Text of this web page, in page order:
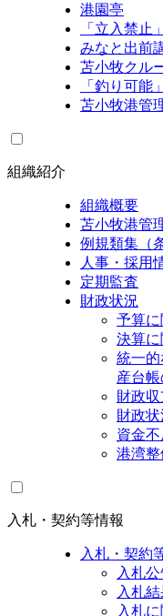
港園亭
「立入禁止
みなと出前
苫小牧クル
「釣り可能
苫小牧港管
組織紹介
組織概要
苫小牧港管
例規類集（
人事・採用
定期監査
財政状況
予算
決算
統一
産台
財政
財政
資金
港湾
入札・契約等情報
入札・契約
入札
入札
入札